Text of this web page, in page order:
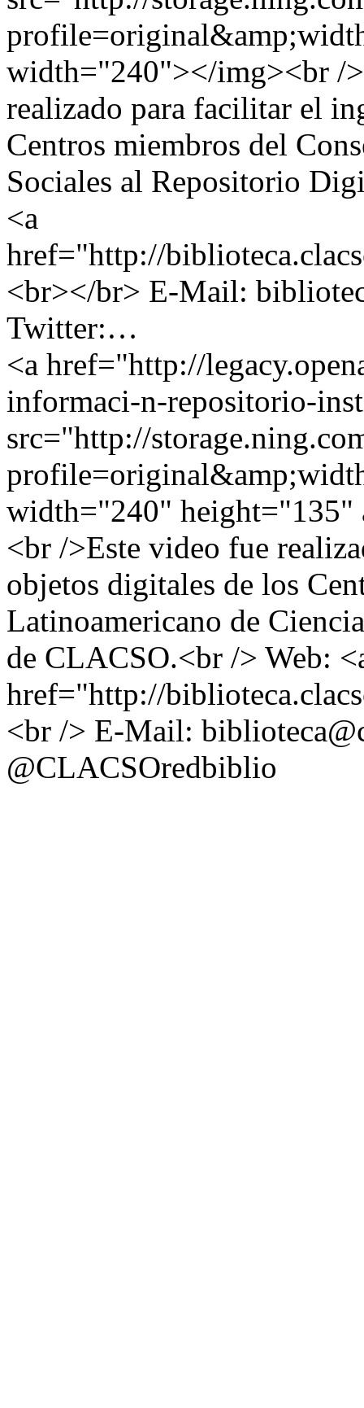
width="240"></img><br /
realizado para facilitar el
Centros miembros del
Sociales al Repositorio
<a
href="http://
<br></br> E-Mail:
Twitter:…
<a href="http://
informaci-n-repositorio-
src="http://
width="240"
<br />Este video fue
objetos digitales de los
Latinoamericano de
de CLACSO.<br /> Web:
href="http://
<br /> E-Mail:
@CLACSOredbiblio